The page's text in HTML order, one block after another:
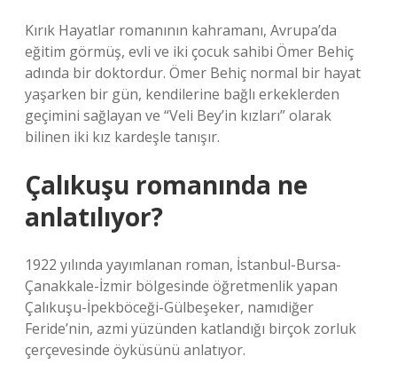
Kırık Hayatlar romanının kahramanı, Avrupa’da
eğitim görmüş, evli ve iki çocuk sahibi Ömer Behiç
adında bir doktordur. Ömer Behiç normal bir hayat
yaşarken bir gün, kendilerine bağlı erkeklerden
geçimini sağlayan ve “Veli Bey’in kızları” olarak
bilinen iki kız kardeşle tanışır.
Çalıkuşu romanında ne
anlatılıyor?
1922 yılında yayımlanan roman, İstanbul-Bursa-
Çanakkale-İzmir bölgesinde öğretmenlik yapan
Çalıkuşu-İpekböceği-Gülbeşeker, namıdiğer
Feride’nin, azmi yüzünden katlandığı birçok zorluk
çerçevesinde öyküsünü anlatıyor.